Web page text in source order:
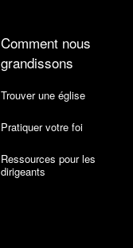
Comment nous
grandissons
Trouver une église
Pratiquer votre foi
Ressources pour les
dirigeants